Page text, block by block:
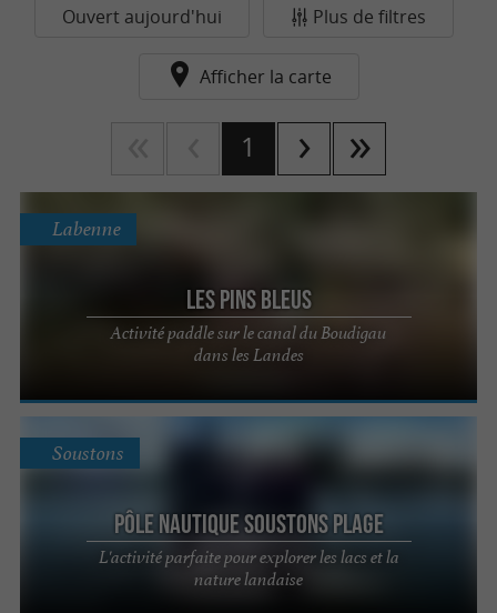
Ouvert aujourd'hui Plus de filtres
Afficher la carte
1
Les Pins Bleus
Activité paddle sur le canal du Boudigau
dans les Landes
Labenne
Pôle Nautique Soustons Plage
L'activité parfaite pour explorer les lacs et la
nature landaise
Soustons